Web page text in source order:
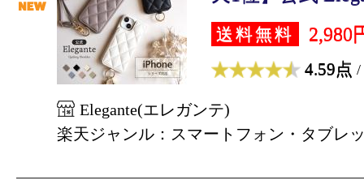
送料無料 2,980
4.59点 /
Elegante(エレガンテ)
楽天ジャンル：スマートフォン・タブレ